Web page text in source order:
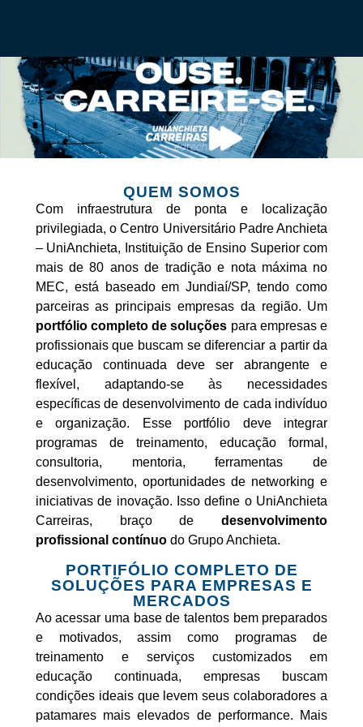
QUEM SOMOS
Com infraestrutura de ponta e localização
privilegiada, o Centro Universitário PadreAnchieta
– UniAnchieta, Instituição de Ensino Superior com
mais de 80 anos de tradição e nota máxima no
MEC, está baseado em Jundiaí/SP, tendo como
parceiras as principais empresas da região. Um
portfólio completo de soluções para empresas e
profissionais que buscam sediferenciar a partir da
educação continuada deve ser abrangente e
flexível, adaptando-seàs necessidades
específicas de desenvolvimento de cada indivíduo
e organização.
Esse portfólio deve integrar
programas de treinamento, educação formal,
consultoria, mentoria, ferramentas de
desenvolvimento, oportunidades de networking e
iniciativas de inovação. Isso define o UniAnchieta
Carreiras, braço dedesenvolvimento
profissional contínuodo Grupo Anchieta.
PORTIFÓLIO COMPLETO DE
SOLUÇÕES PARA EMPRESAS E
MERCADOS
Ao acessar uma base de talentos bem preparados
e motivados, assim como programasde
treinamento e serviços customizados em
educação continuada, empresas buscam
condições ideais que levem seus colaboradores a
patamares mais elevados de performance. Mais